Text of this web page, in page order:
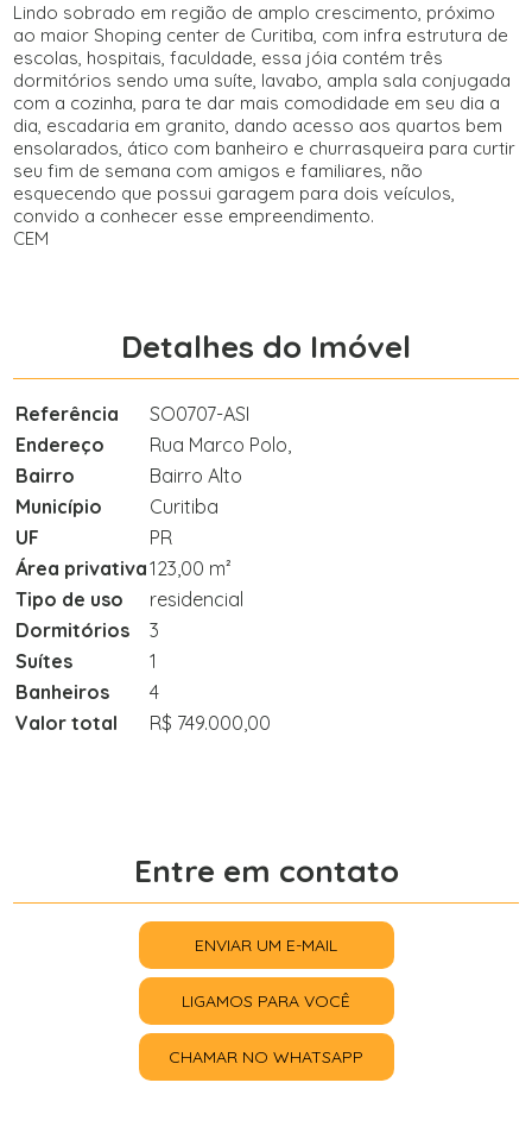
Lindo sobrado em região de amplo crescimento, próximo
ao maior Shoping center de Curitiba, com infra estrutura de
escolas, hospitais, faculdade, essa jóia contém três
dormitórios sendo uma suíte, lavabo, ampla sala conjugada
com a cozinha, para te dar mais comodidade em seu dia a
dia, escadaria em granito, dando acesso aos quartos bem
ensolarados, ático com banheiro e churrasqueira para curtir
seu fim de semana com amigos e familiares, não
esquecendo que possui garagem para dois veículos,
convido a conhecer esse empreendimento.
CEM
Detalhes do Imóvel
Referência
SO0707-ASI
Endereço
Rua Marco Polo,
Bairro
Bairro Alto
Município
Curitiba
UF
PR
Área privativa123,00 m²
Tipo de uso
residencial
Dormitórios
3
Suítes
1
Banheiros
4
Valor total
R$ 749.000,00
Entre em contato
ENVIAR UM E-MAIL
LIGAMOS PARA VOCÊ
CHAMAR NO WHATSAPP